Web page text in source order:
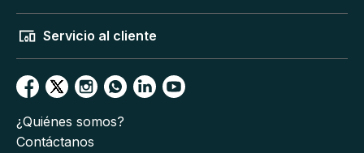
Servicio al cliente
¿Quiénes somos?
Contáctanos